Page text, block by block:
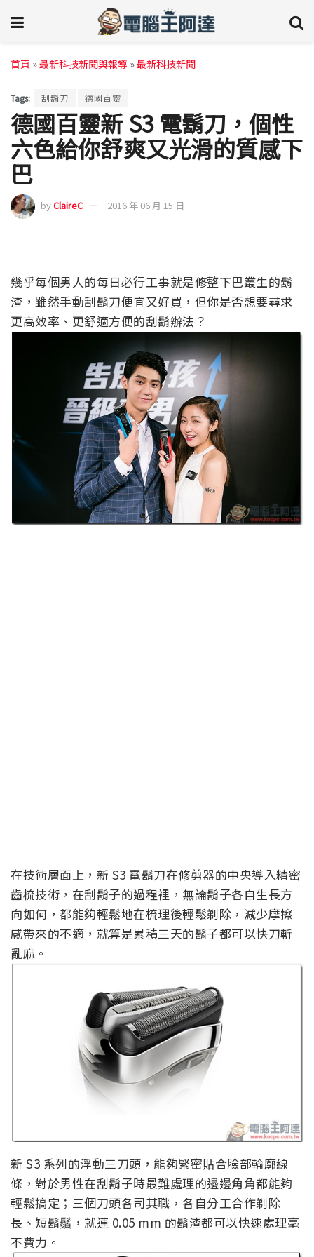
首頁 »最新科技新聞與報導 »最新科技新聞
Tags: 刮鬍刀 德國百靈
德國百靈新 S3 電鬍刀，個性
六色給你舒爽又光滑的質感下
巴
byClaireC 2016 年 06 月 15 日
幾乎每個男人的每日必行工事就是修整下巴叢生的鬍
渣，雖然手動刮鬍刀便宜又好買，但你是否想要尋求
更高效率、更舒適方便的刮鬍辦法？
在技術層面上，新 S3 電鬍刀在修剪器的中央導入精密
齒梳技術，在刮鬍子的過程裡，無論鬍子各自生長方
向如何，都能夠輕鬆地在梳理後輕鬆剃除，減少摩擦
感帶來的不適，就算是累積三天的鬍子都可以快刀斬
亂麻。
新 S3 系列的浮動三刀頭，能夠緊密貼合臉部輪廓線
條，對於男性在刮鬍子時最難處理的邊邊角角都能夠
輕鬆搞定；三個刀頭各司其職，各自分工合作剃除
長、短鬍鬚，就連 0.05 mm 的鬍渣都可以快速處理毫
不費力。